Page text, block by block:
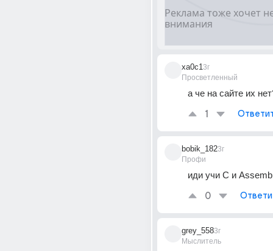
xa0c1
Просветленный
3г
а че на сайте их
1
bobik_182
Профи
3г
иди учи C и
0
grey_558
Мыслитель
3г